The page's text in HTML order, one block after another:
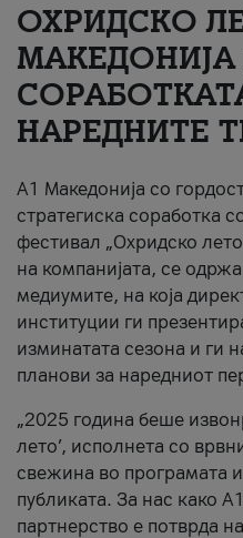
#ПодобарОнлајн
ОХРИДСКО
МАКЕДОНИЈА
НАРЕДНИТЕ
A1 Македонија со
стратегиска соработка
фестивал „Охридско
на компанијата, се
медиумите, на која
институции ги
изминатата сезона и ги
планови за наредниот
„2025 година беше
лето’, исполнета со
свежина во програмата
публиката. За нас како
партнерство е потврда